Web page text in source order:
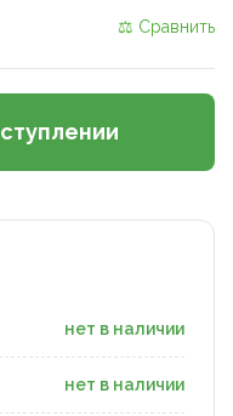
⚖ Сравнить
нет в наличии
нет в наличии